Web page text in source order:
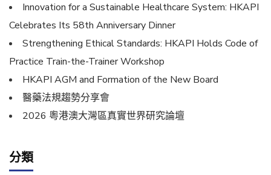
Innovation for a Sustainable Healthcare System: HKAPI
Celebrates Its 58th Anniversary Dinner
Strengthening Ethical Standards: HKAPI Holds Code of
Practice Train-the-Trainer Workshop
HKAPI AGM and Formation of the New Board
醫藥法規趨勢分享會
2026 粵港澳大灣區真實世界研究論壇
分類